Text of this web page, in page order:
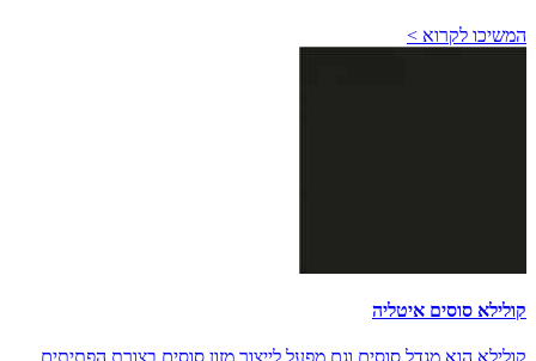
המשיכו לקרוא >
קולילא סוסים איטליה
קולילא הוא מגדל סוסים וגם מפעל לייצור מזון סוסים בצורת הפתיתים